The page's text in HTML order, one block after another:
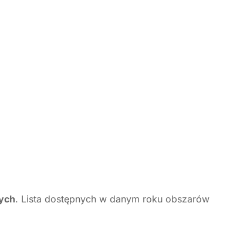
. Lista dostępnych w danym roku obszarów